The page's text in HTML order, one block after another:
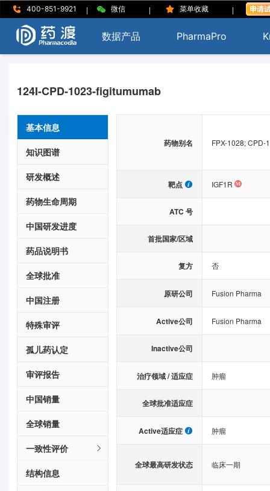
400-851-9921 | 微信 | 菜单收藏 |
数据产品 PharmaPro
124I-CPD-1023-figitumumab
基本信息
知识图谱
研发概述
药物生命周期
中国研发进度
药品说明书
全球批准
中国注册
特殊审评
孤儿药认定
审评报告
中国销量
全球销量
一致性评价
结构信息
药物别名 FPX-1028; CPD-
靶点 IGF1R
ATC 号
首批国家/区域
复方 否
原研公司 Fusion Pharma
Active公司 Fusion Pharma
Inactive公司
治疗领域 / 适应症 肿瘤
全球批准适应症
Active适应症 肿瘤
全球最高研发状态 临床一期